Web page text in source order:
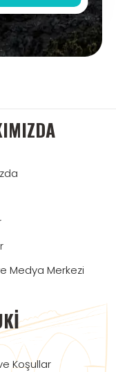
Medya Merkezi
Koşullar